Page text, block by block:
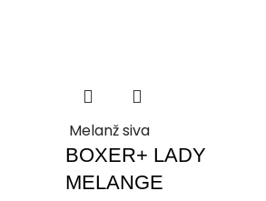
Melanž siva
BOXER+ LADY
MELANGE